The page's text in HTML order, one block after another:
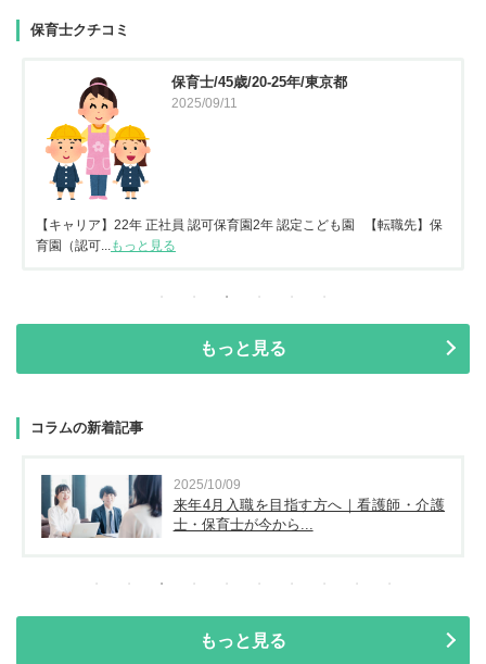
保育士クチコミ
保育士/45歳/20-25年/東京都
2025/09/11
【キャリア】22年 正社員 認可保育園2年 認定こども園 【転職先】保
育園（認可...もっと見る
もっと見る
コラムの新着記事
2025/10/09
来年4月入職を目指す方へ｜看護師・介護
士・保育士が今から...
もっと見る